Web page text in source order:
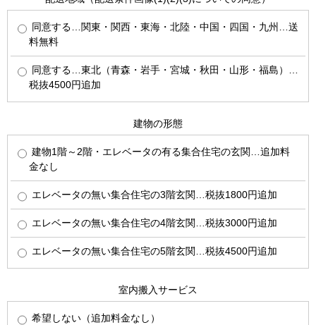
同意する…関東・関西・東海・北陸・中国・四国・九州…送
料無料
同意する…東北（青森・岩手・宮城・秋田・山形・福島）…
税抜4500円追加
建物の形態
建物1階～2階・エレベータの有る集合住宅の玄関…追加料
金なし
エレベータの無い集合住宅の3階玄関…税抜1800円追加
エレベータの無い集合住宅の4階玄関…税抜3000円追加
エレベータの無い集合住宅の5階玄関…税抜4500円追加
室内搬入サービス
希望しない（追加料金なし）